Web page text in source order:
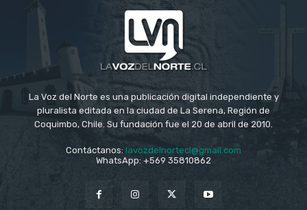
La Voz del Norte es una publicación digital independiente y
pluralista editada en la ciudad de La Serena, Región de
Coquimbo, Chile. Su fundación fue el 20 de abril de 2010.
Contáctanos: lavozdelnortecl@gmail.com
WhatsApp: +569 35810862